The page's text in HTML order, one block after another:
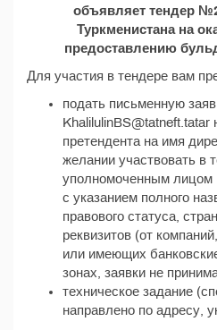
объявляет тендер
Туркменистана на
предоставлению
Для участия в тендере вам
подать письменную
претендента на имя
желании участвовать в
уполномоченным лицом
с указанием полного
правового статуса,
реквизитов (от
или имеющих
зонах, заявки не
техническое задание
направлено по адресу,